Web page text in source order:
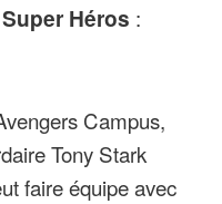
Héros :
Campus,
Tony Stark
faire équipe avec